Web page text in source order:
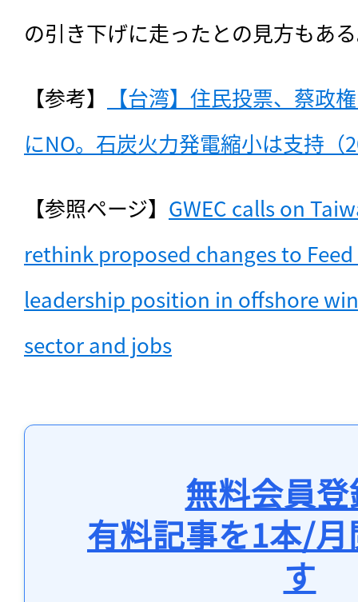
の引き下げに走ったとの見方もあ
【参考】
【台湾】住民投票、蔡政
にNO。石炭火力発電縮小は支持（
【参照ページ】 GWEC calls on
rethink proposed changes to
leadership position in offshore
sector and jobs
無料会員
有料記事を1本/
す